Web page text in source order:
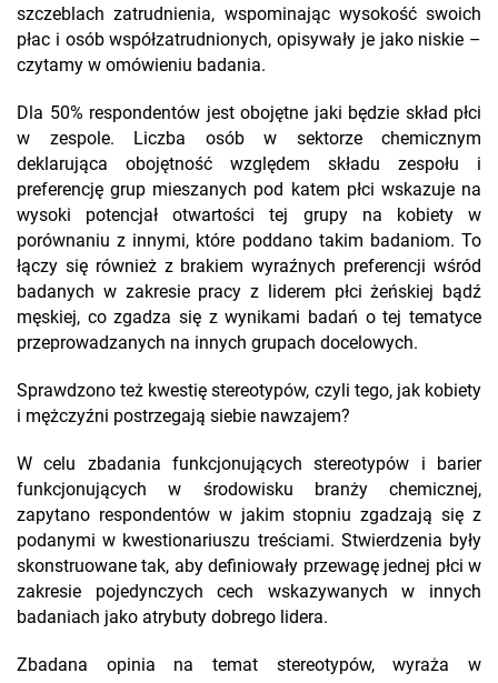
szczeblach zatrudnienia, wspominając wysokość swoich
płac i osób współzatrudnionych, opisywały je jako niskie –
czytamy w omówieniu badania.
Dla 50% respondentów jest obojętne jaki będzie skład płci
w zespole. Liczba osób w sektorze chemicznym
deklarująca obojętność względem składu zespołu i
preferencję grup mieszanych pod katem płci wskazuje na
wysoki potencjał otwartości tej grupy na kobiety w
porównaniu z innymi, które poddano takim badaniom. To
łączy się również z brakiem wyraźnych preferencji wśród
badanych w zakresie pracy z liderem płci żeńskiej bądź
męskiej, co zgadza się z wynikami badań o tej tematyce
przeprowadzanych na innych grupach docelowych.
Sprawdzono też kwestię stereotypów, czyli tego, jak kobiety
i mężczyźni postrzegają siebie nawzajem?
W celu zbadania funkcjonujących stereotypów i barier
funkcjonujących w środowisku branży chemicznej,
zapytano respondentów w jakim stopniu zgadzają się z
podanymi w kwestionariuszu treściami. Stwierdzenia były
skonstruowane tak, aby definiowały przewagę jednej płci w
zakresie pojedynczych cech wskazywanych w innych
badaniach jako atrybuty dobrego lidera.
Zbadana opinia na temat stereotypów, wyraża w